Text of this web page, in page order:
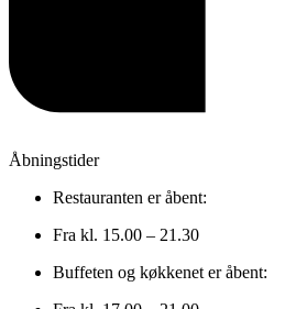
Åbningstider
Restauranten er åbent:
Fra kl. 15.00 – 21.30
Buffeten og køkkenet er åbent: